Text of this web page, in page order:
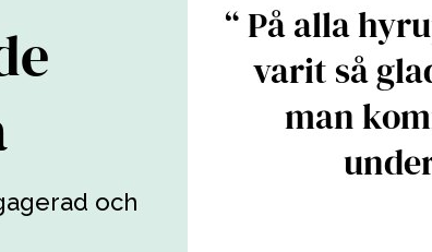
och
som
på fältet
På alla
varit så
man